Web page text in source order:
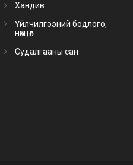
Хандив
Үйлчилгээний бодлого,
нөхцөл
Судалгааны сан